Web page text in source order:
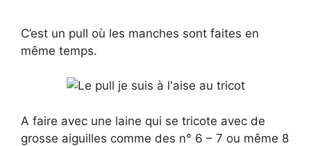
C’est un pull où les manches sont faites en
même temps.
A faire avec une laine qui se tricote avec de
grosse aiguilles comme des n° 6 – 7 ou même 8